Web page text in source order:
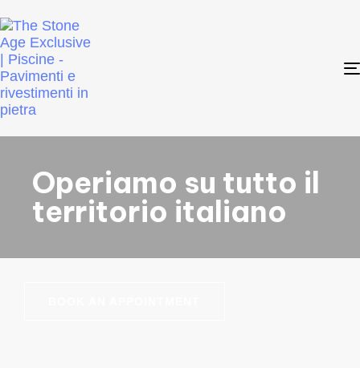
Operiamo su tutto il
territorio italiano